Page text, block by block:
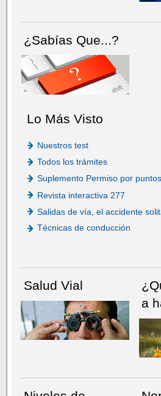
¿Sabías Que...?
Lo Más Visto
Nuestros test
Todos los trámites
Suplemento Permiso por puntos
Revista interactiva 277
Salidas de vía, el accidente
Técnicas de conducción
Salud Vial
a